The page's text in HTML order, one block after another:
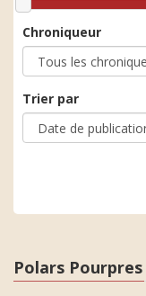
Chroniqueur
Trier par
Polars Pourpres